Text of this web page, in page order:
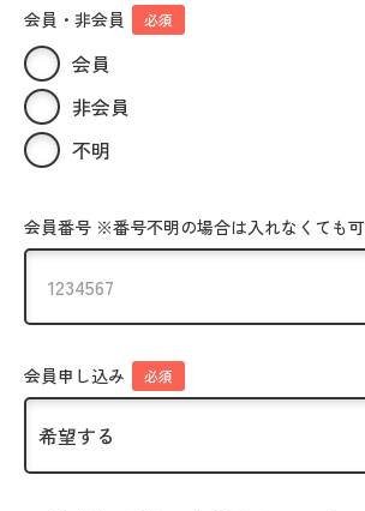
会員・非会員 必須
会員
非会員
不明
会員番号 ※番号不明の場合は入れなくても可
会員申し込み 必須